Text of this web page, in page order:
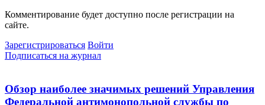
Комментирование будет доступно после регистрации на
сайте.
Зарегистрироваться Войти
Подписаться на журнал
Обзор наиболее значимых решений Управления
Федеральной антимонопольной службы по